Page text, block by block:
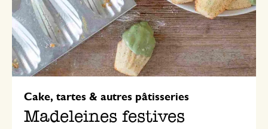
Cake, tartes & autres pâtisseries
Madeleines festives